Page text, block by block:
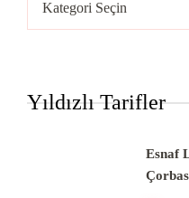
Yöntemleri
Yıldızlı Tarifler
Esnaf